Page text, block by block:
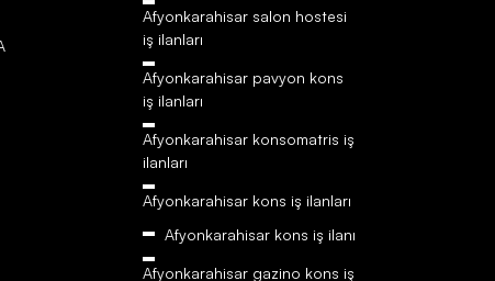
Afyonkarahisar‎‎‎‎ salon hostesi
iş ilanları
Afyonkarahisar‎‎‎‎ pavyon kons
iş ilanları
Afyonkarahisar‎‎‎‎ konsomatris iş
ilanları
Afyonkarahisar‎‎‎‎ kons iş ilanları
Afyonkarahisar‎‎‎‎ kons iş ilanı
Afyonkarahisar‎‎‎‎ gazino kons iş